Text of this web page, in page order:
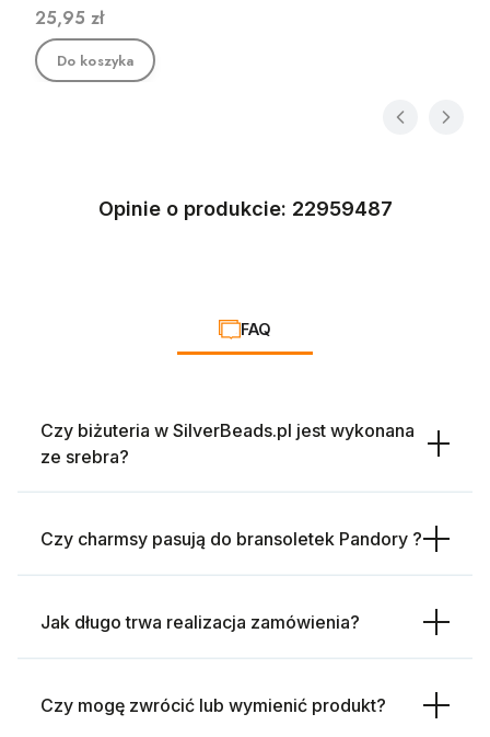
Cena
25,95 zł
Do koszyka
Opinie o produkcie: 22959487
FAQ
Czy biżuteria w SilverBeads.pl jest wykonana
ze srebra?
Czy charmsy pasują do bransoletek Pandory ?
Jak długo trwa realizacja zamówienia?
Czy mogę zwrócić lub wymienić produkt?